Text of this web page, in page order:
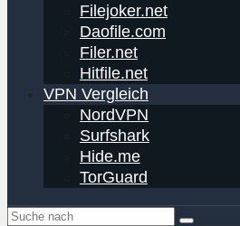
Filejoker.net
Daofile.com
Filer.net
Hitfile.net
VPN Vergleich
NordVPN
Surfshark
Hide.me
TorGuard